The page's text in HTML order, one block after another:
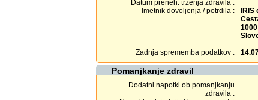
Datum preneh. trženja zdravila :
Imetnik dovoljenja / potrdila :
IRIS
Zadnja sprememba podatkov :
Pomanjkanje zdravil
Dodatni napotki ob pomanjkanju
zdravila :